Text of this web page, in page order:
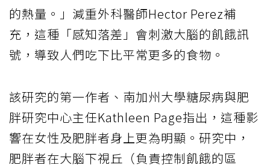
的熱量。」減重外科醫師Hector Perez補
充，這種「感知落差」會刺激大腦的飢餓訊
號，導致人們吃下比平常更多的食物。
該研究的第一作者、南加州大學糖尿病與肥
胖研究中心主任Kathleen Page指出，這種影
響在女性及肥胖者身上更為明顯。研究中，
肥胖者在大腦下視丘（負責控制飢餓的區